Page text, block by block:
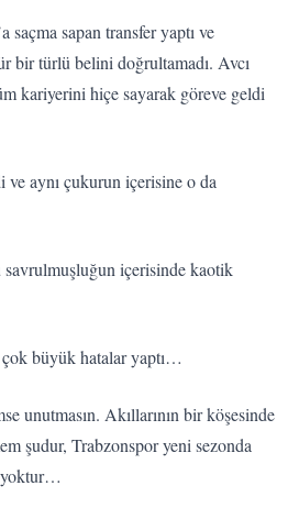
saçma sapan transfer yaptı ve
bir türlü belini doğrultamadı. Avcı
kariyerini hiçe sayarak göreve geldi
ve aynı çukurun içerisine o da
içerisinde kaotik
büyük hatalar yaptı…
unutmasın. Akıllarının bir köşesinde
şudur, Trabzonspor yeni sezonda
yoktur…